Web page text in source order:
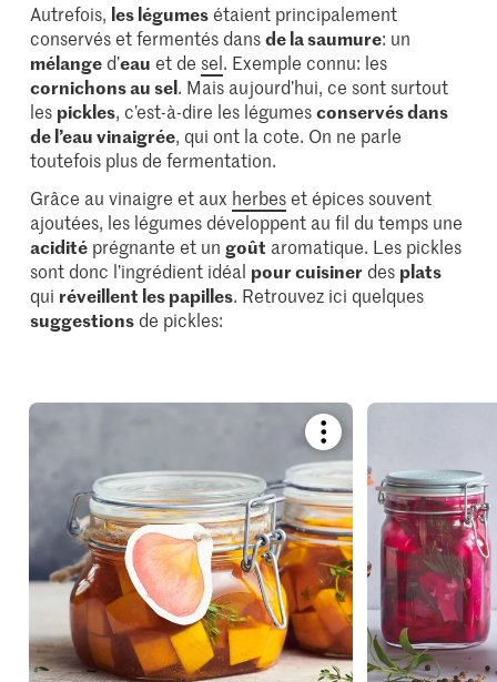
Autrefois, les légumesétaient principalement
conservés et fermentés dansde la saumure: un
mélange d’eau et de sel. Exemple connu: les
cornichons au sel. Mais aujourd’hui, ce sont surtout
les pickles, c’est-à-dire les légumesconservés dans
de l’eau vinaigrée, qui ont la cote. On ne parle
toutefois plus de fermentation.
Grâce au vinaigre et aux herbeset épices souvent
ajoutées, les légumes développent au fil du temps une
acidité prégnante et ungoût aromatique. Les pickles
sont donc l’ingrédient idéal pour cuisiner des plats
qui réveillent les papilles. Retrouvez ici quelques
suggestions de pickles:
Bookmark
recipe
or
add
it
to
your
collections.